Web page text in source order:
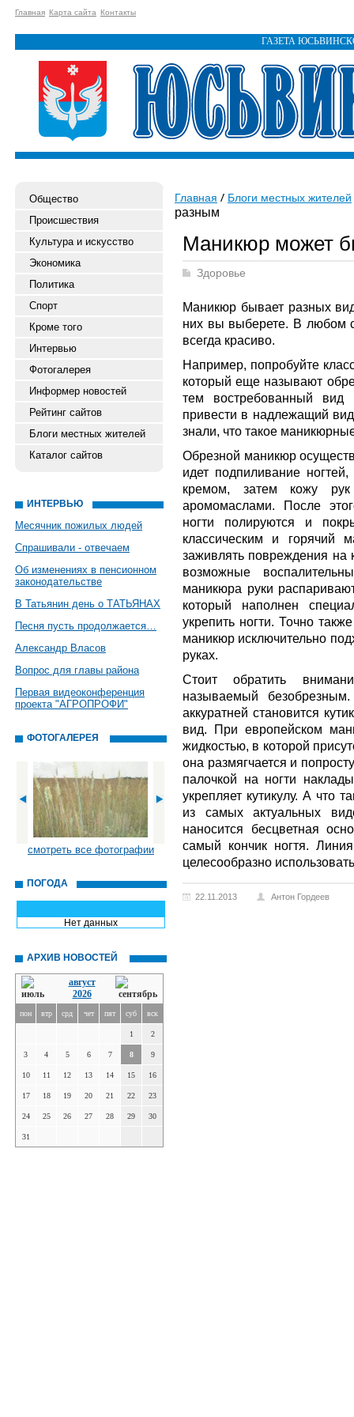
Главная Карта сайта Контакты
ГАЗЕТА
Общество
Происшествия
Культура и искусство
Экономика
Политика
Спорт
Кроме того
Интервью
Фотогалерея
Информер новостей
Рейтинг сайтов
Блоги местных жителей
Каталог сайтов
ИНТЕРВЬЮ
Месячник пожилых людей
Спрашивали - отвечаем
Об изменениях в пенсионном
законодательстве
В Татьянин день о ТАТЬЯНАХ
Песня пусть продолжается…
Александр Власов
Вопрос для главы района
Первая видеоконференция
проекта "АГРОПРОФИ"
ФОТОГАЛЕРЕЯ
смотреть все фотографии
ПОГОДА
Нет данных
АРХИВ НОВОСТЕЙ
август
2026
пон втр срд чет пят суб вск
1 2
3 4 5 6 7 8 9
10 11 12 13 14 15 16
17 18 19 20 21 22 23
24 25 26 27 28 29 30
31
Главная Блоги местных жителей
разным
Маникюр может
Здоровье
Маникюр бывает разных
них вы выберете. В любом
всегда красиво.
Например, попробуйте
который еще называют
тем востребованный
привести в надлежащий
знали, что такое
Обрезной маникюр
идет подпиливание
кремом, затем кожу
аромомаслами. После
ногти полируются и
классическим и
заживлять повреждения на
возможные
маникюра руки
который наполнен
укрепить ногти. Точно
маникюр исключительно
руках.
Стоит обратить
называемый
аккуратней становится
вид. При европейском
жидкостью, в которой
она размягчается и
палочкой на ногти
укрепляет кутикулу. А что
из самых актуальных
наносится бесцветная
самый кончик ногтя.
целесообразно
22.11.2013 Антон Гордеев